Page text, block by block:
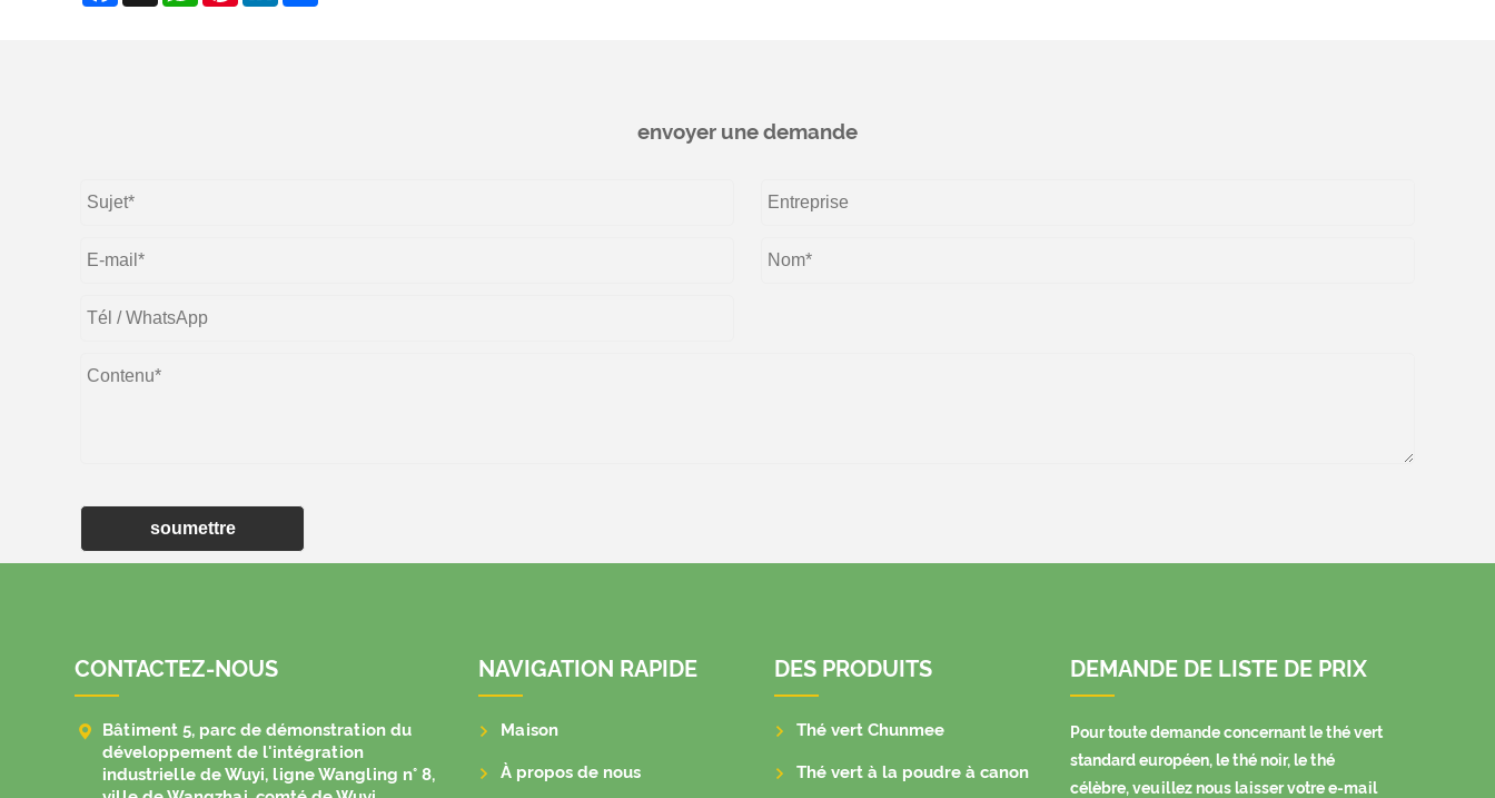
envoyer une demande
soumettre
CONTACTEZ-NOUS

Bâtiment 5, parc de démonstration du
développement de l'intégration
industrielle de Wuyi, ligne Wangling n° 8,
NAVIGATION RAPIDE
Maison
À propos de nous
DES PRODUITS
Thé vert Chunmee
Thé vert à la poudre à canon
DEMANDE DE LISTE DE PRIX
Pour toute demande concernant le thé vert
standard européen, le thé noir, le thé
célèbre, veuillez nous laisser votre e-mail